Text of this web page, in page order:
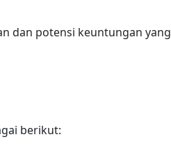
dan potensi keuntungan yang
berikut: